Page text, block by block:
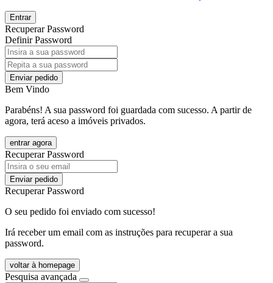
Entrar
Recuperar Password
Definir Password
Enviar pedido
Bem Vindo
Parabéns! A sua password foi guardada com sucesso. A partir de
agora, terá aceso a imóveis privados.
entrar agora
Recuperar Password
Enviar pedido
Recuperar Password
O seu pedido foi enviado com sucesso!
Irá receber um email com as instruções para recuperar a sua
password.
voltar à homepage
Pesquisa avançada